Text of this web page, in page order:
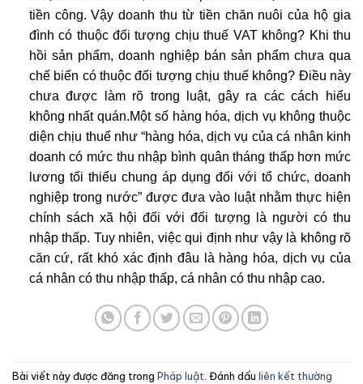
tiền công. Vậy doanh thu từ tiền chăn nuôi của hộ gia
đình có thuộc đối tượng chịu thuế VAT không? Khi thu
hồi sản phẩm, doanh nghiệp bán sản phẩm chưa qua
chế biến có thuộc đối tượng chịu thuế không? Điều này
chưa được làm rõ trong luật, gây ra các cách hiểu
không nhất quán.Một số hàng hóa, dịch vụ không thuộc
diện chịu thuế như “hàng hóa, dịch vụ của cá nhân kinh
doanh có mức thu nhập bình quân tháng thấp hơn mức
lương tối thiểu chung áp dụng đối với tổ chức, doanh
nghiệp trong nước” được đưa vào luật nhằm thực hiện
chính sách xã hội đối với đối tượng là người có thu
nhập thấp. Tuy nhiên, việc qui định như vậy là không rõ
căn cứ, rất khó xác định đâu là hàng hóa, dịch vụ của
cá nhân có thu nhập thấp, cá nhân có thu nhập cao.
Bài viết này được đăng trong Pháp luật . Đánh dấu liên kết thường